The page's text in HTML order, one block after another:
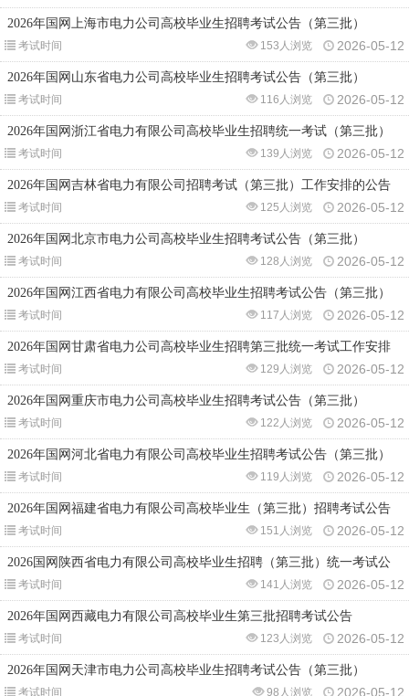
2026年国网上海市电力公司高校毕业生招聘考试公告（第三批）
考试时间 2026-05-12
153人浏览
2026年国网山东省电力公司高校毕业生招聘考试公告（第三批）
考试时间 2026-05-12
116人浏览
2026年国网浙江省电力有限公司高校毕业生招聘统一考试（第三批）
考试时间 2026-05-12
139人浏览
2026年国网吉林省电力有限公司招聘考试（第三批）工作安排的公告
考试时间 2026-05-12
125人浏览
2026年国网北京市电力公司高校毕业生招聘考试公告（第三批）
考试时间 2026-05-12
128人浏览
2026年国网江西省电力有限公司高校毕业生招聘考试公告（第三批）
考试时间 2026-05-12
117人浏览
2026年国网甘肃省电力公司高校毕业生招聘第三批统一考试工作安排
考试时间 2026-05-12
129人浏览
2026年国网重庆市电力公司高校毕业生招聘考试公告（第三批）
考试时间 2026-05-12
122人浏览
2026年国网河北省电力有限公司高校毕业生招聘考试公告（第三批）
考试时间 2026-05-12
119人浏览
2026年国网福建省电力有限公司高校毕业生（第三批）招聘考试公告
考试时间 2026-05-12
151人浏览
2026国网陕西省电力有限公司高校毕业生招聘（第三批）统一考试公
考试时间 2026-05-12
141人浏览
2026年国网西藏电力有限公司高校毕业生第三批招聘考试公告
考试时间 2026-05-12
123人浏览
2026年国网天津市电力公司高校毕业生招聘考试公告（第三批）
考试时间 2026-05-12
98人浏览